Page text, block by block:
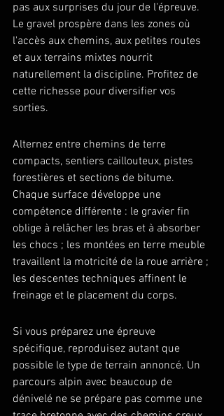
pas aux surprises du jour de l'épreuve.
Le gravel prospère dans les zones où
l'accès aux chemins, aux petites routes
et aux terrains mixtes nourrit
naturellement la discipline. Profitez de
cette richesse pour diversifier vos
sorties.
Alternez entre chemins de terre
compacts, sentiers caillouteux, pistes
forestières et sections de bitume.
Chaque surface développe une
compétence différente : le gravier fin
oblige à relâcher les bras et à absorber
les chocs ; les montées en terre meuble
travaillent la motricité de la roue arrière ;
les descentes techniques affinent le
freinage et le placement du corps.
Si vous préparez une épreuve
spécifique, reproduisez autant que
possible le type de terrain annoncé. Un
parcours alpin avec beaucoup de
dénivelé ne se prépare pas comme une